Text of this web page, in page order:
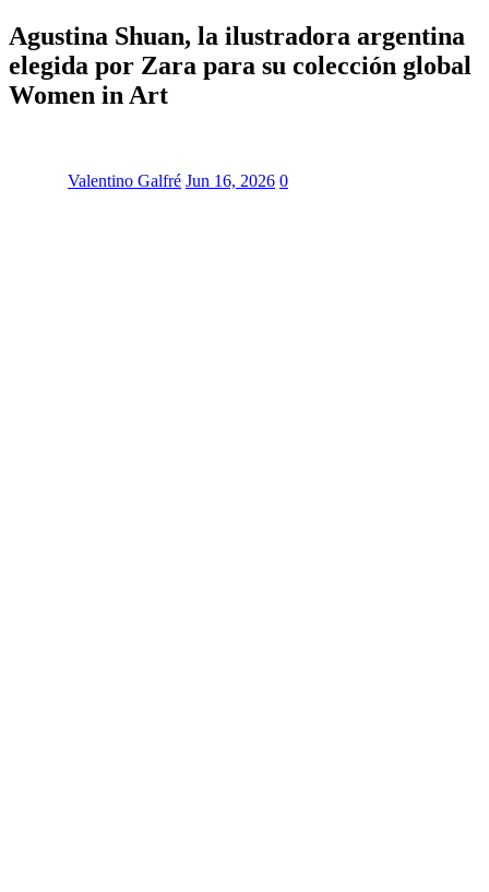
Agustina Shuan, la ilustradora argentina
elegida por Zara para su colección global
Women in Art
Valentino Galfré Jun 16, 2026 0